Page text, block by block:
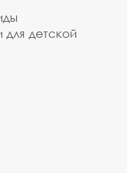
для детской